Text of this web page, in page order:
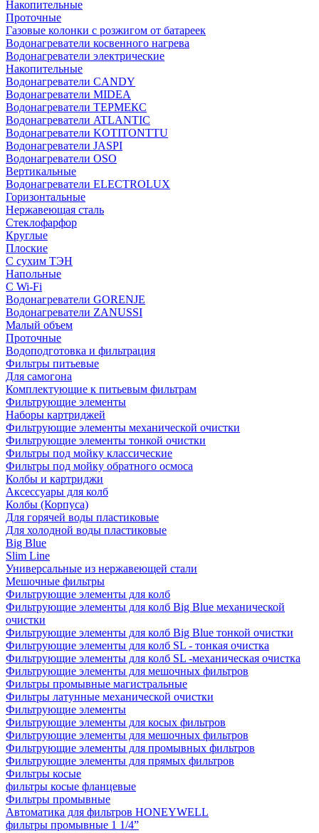
Накопительные
Проточные
Газовые колонки с розжигом от батареек
Водонагреватели косвенного нагрева
Водонагреватели электрические
Накопительные
Водонагреватели CANDY
Водонагреватели MIDEA
Водонагреватели ТЕРМЕКС
Водонагреватели ATLANTIC
Водонагреватели KOTITONTTU
Водонагреватели JASPI
Водонагреватели OSO
Вертикальные
Водонагреватели ELECTROLUX
Горизонтальные
Нержавеющая сталь
Стеклофарфор
Круглые
Плоские
С сухим ТЭН
Напольные
С Wi-Fi
Водонагреватели GORENJE
Водонагреватели ZANUSSI
Малый объем
Проточные
Водоподготовка и фильтрация
Фильтры питьевые
Для самогона
Комплектующие к питьевым фильтрам
Фильтрующие элементы
Наборы картриджей
Фильтрующие элементы механической очистки
Фильтрующие элементы тонкой очистки
Фильтры под мойку классические
Фильтры под мойку обратного осмоса
Колбы и картриджи
Аксессуары для колб
Колбы (Корпуса)
Для горячей воды пластиковые
Для холодной воды пластиковые
Big Blue
Slim Line
Универсальные из нержавеющей стали
Мешочные фильтры
Фильтрующие элементы для колб
Фильтрующие элементы для колб Big Blue механической
очистки
Фильтрующие элементы для колб Big Blue тонкой очистки
Фильтрующие элементы для колб SL - тонкая очистка
Фильтрующие элементы для колб SL -механическая очистка
Фильтрующие элементы для мешочных фильтров
Фильтры промывные магистральные
Фильтры латунные механической очистки
Фильтрующие элементы
Фильтрующие элементы для косых фильтров
Фильтрующие элементы для мешочных фильтров
Фильтрующие элементы для промывных фильтров
Фильтрующие элементы для прямых фильтров
Фильтры косые
фильтры косые фланцевые
Фильтры промывные
Автоматика для фильтров HONEYWELL
фильтры промывные 1 1/4”